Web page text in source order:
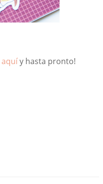
aquíy hasta pronto!